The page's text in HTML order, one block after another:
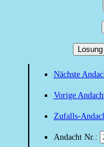
Nächste
Vorige
Zufalls-
Andacht Nr.: